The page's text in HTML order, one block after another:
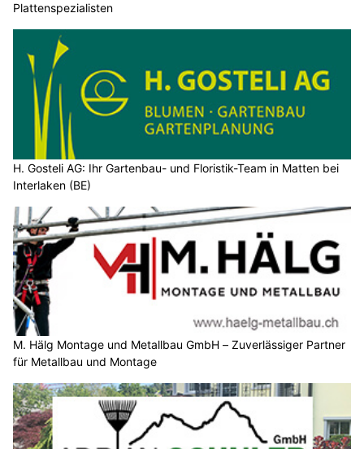
Plattenspezialisten
H. Gosteli AG: Ihr Gartenbau- und Floristik-Team in Matten bei
Interlaken (BE)
M. Hälg Montage und Metallbau GmbH – Zuverlässiger Partner
für Metallbau und Montage